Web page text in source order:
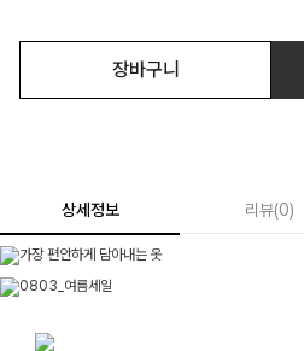
장바구니
상세정보 리뷰(0)